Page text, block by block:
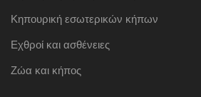
Κηπουρική εσωτερικών κήπων
Εχθροί και ασθένειες
Ζώα και κήπος